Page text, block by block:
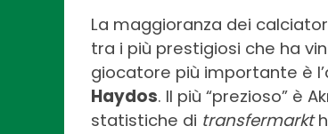
La maggioranza dei
tra i più prestigiosi che ha
giocatore più importante è
Haydos. Il più “prezioso” è
statistiche di transfermarkt